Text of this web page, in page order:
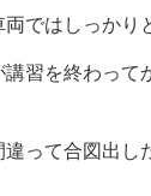
ではしっかり
習を終わっ
って合図出